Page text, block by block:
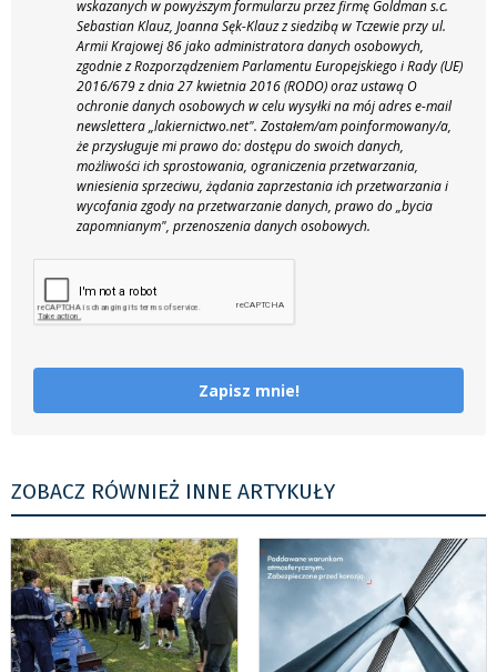
wskazanych w powyższym formularzu przez firmę Goldman s.c.
Sebastian Klauz, Joanna Sęk-Klauz z siedzibą w Tczewie przy ul.
Armii Krajowej 86 jako administratora danych osobowych,
zgodnie z Rozporządzeniem Parlamentu Europejskiego i Rady (UE)
2016/679 z dnia 27 kwietnia 2016 (RODO) oraz ustawą O
ochronie danych osobowych w celu wysyłki na mój adres e-mail
newslettera „lakiernictwo.net". Zostałem/am poinformowany/a,
że przysługuje mi prawo do: dostępu do swoich danych,
możliwości ich sprostowania, ograniczenia przetwarzania,
wniesienia sprzeciwu, żądania zaprzestania ich przetwarzania i
wycofania zgody na przetwarzanie danych, prawo do „bycia
zapomnianym", przenoszenia danych osobowych.
Zapisz mnie!
ZOBACZ RÓWNIEŻ INNE ARTYKUŁY